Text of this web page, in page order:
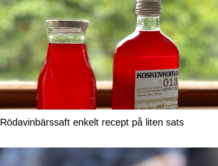
Rödavinbärssaft enkelt recept på liten sats